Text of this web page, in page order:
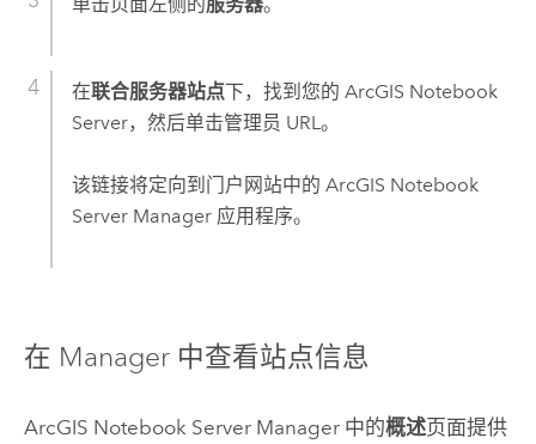
在联合服务器站点下，找到您的 ArcGIS Notebook
Server，然后单击管理员 URL。
该链接将定向到门户网站中的 ArcGIS Notebook
ServerManager 应用程序。
在 Manager 中查看站点信息
ArcGIS Notebook ServerManager 中的概述页面提供